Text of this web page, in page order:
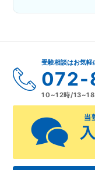
受験相談はお気軽
072-
10~12時/13~18